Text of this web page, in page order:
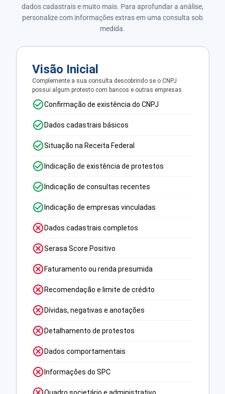
dados cadastrais e muito mais. Para aprofundar a análise,
personalize com informações extras em uma consulta sob
medida.
Visão Inicial
Complemente a sua consulta descobrindo se o CNPJ
possui algum protesto com bancos e outras empresas.
Confirmação de existência do CNPJ
Dados cadastrais básicos
Situação na Receita Federal
Indicação de existência de protestos
Indicação de consultas recentes
Indicação de empresas vinculadas
Dados cadastrais completos
Serasa Score Positivo
Faturamento ou renda presumida
Recomendação e limite de crédito
Dívidas, negativas e anotações
Detalhamento de protestos
Dados comportamentais
Informações do SPC